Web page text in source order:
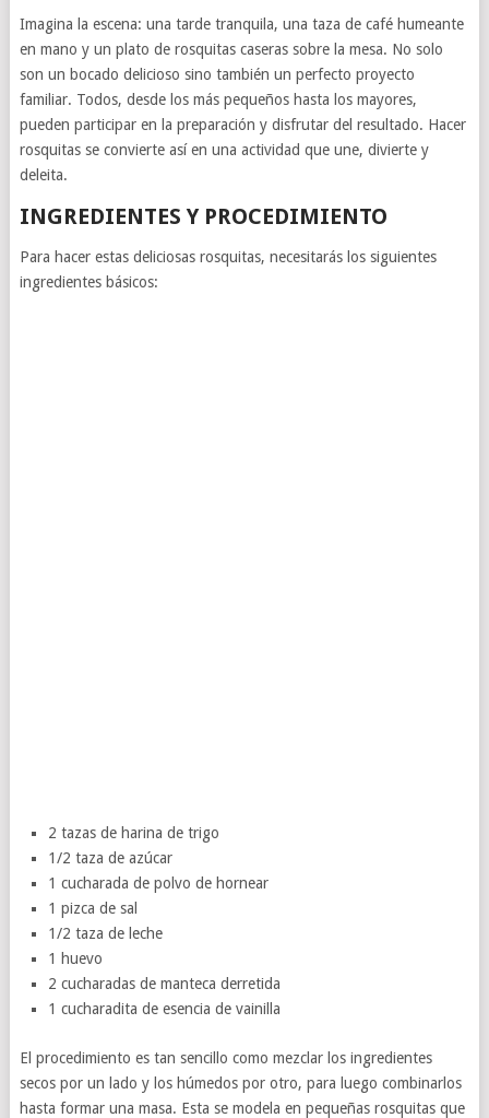
Imagina la escena: una tarde tranquila, una taza de café humeante
en mano y un plato de rosquitas caseras sobre la mesa. No solo
son un bocado delicioso sino también un perfecto proyecto
familiar. Todos, desde los más pequeños hasta los mayores,
pueden participar en la preparación y disfrutar del resultado. Hacer
rosquitas se convierte así en una actividad que une, divierte y
deleita.
INGREDIENTES Y PROCEDIMIENTO
Para hacer estas deliciosas rosquitas, necesitarás los siguientes
ingredientes básicos:
2 tazas de harina de trigo
1/2 taza de azúcar
1 cucharada de polvo de hornear
1 pizca de sal
1/2 taza de leche
1 huevo
2 cucharadas de manteca derretida
1 cucharadita de esencia de vainilla
El procedimiento es tan sencillo como mezclar los ingredientes
secos por un lado y los húmedos por otro, para luego combinarlos
hasta formar una masa. Esta se modela en pequeñas rosquitas que